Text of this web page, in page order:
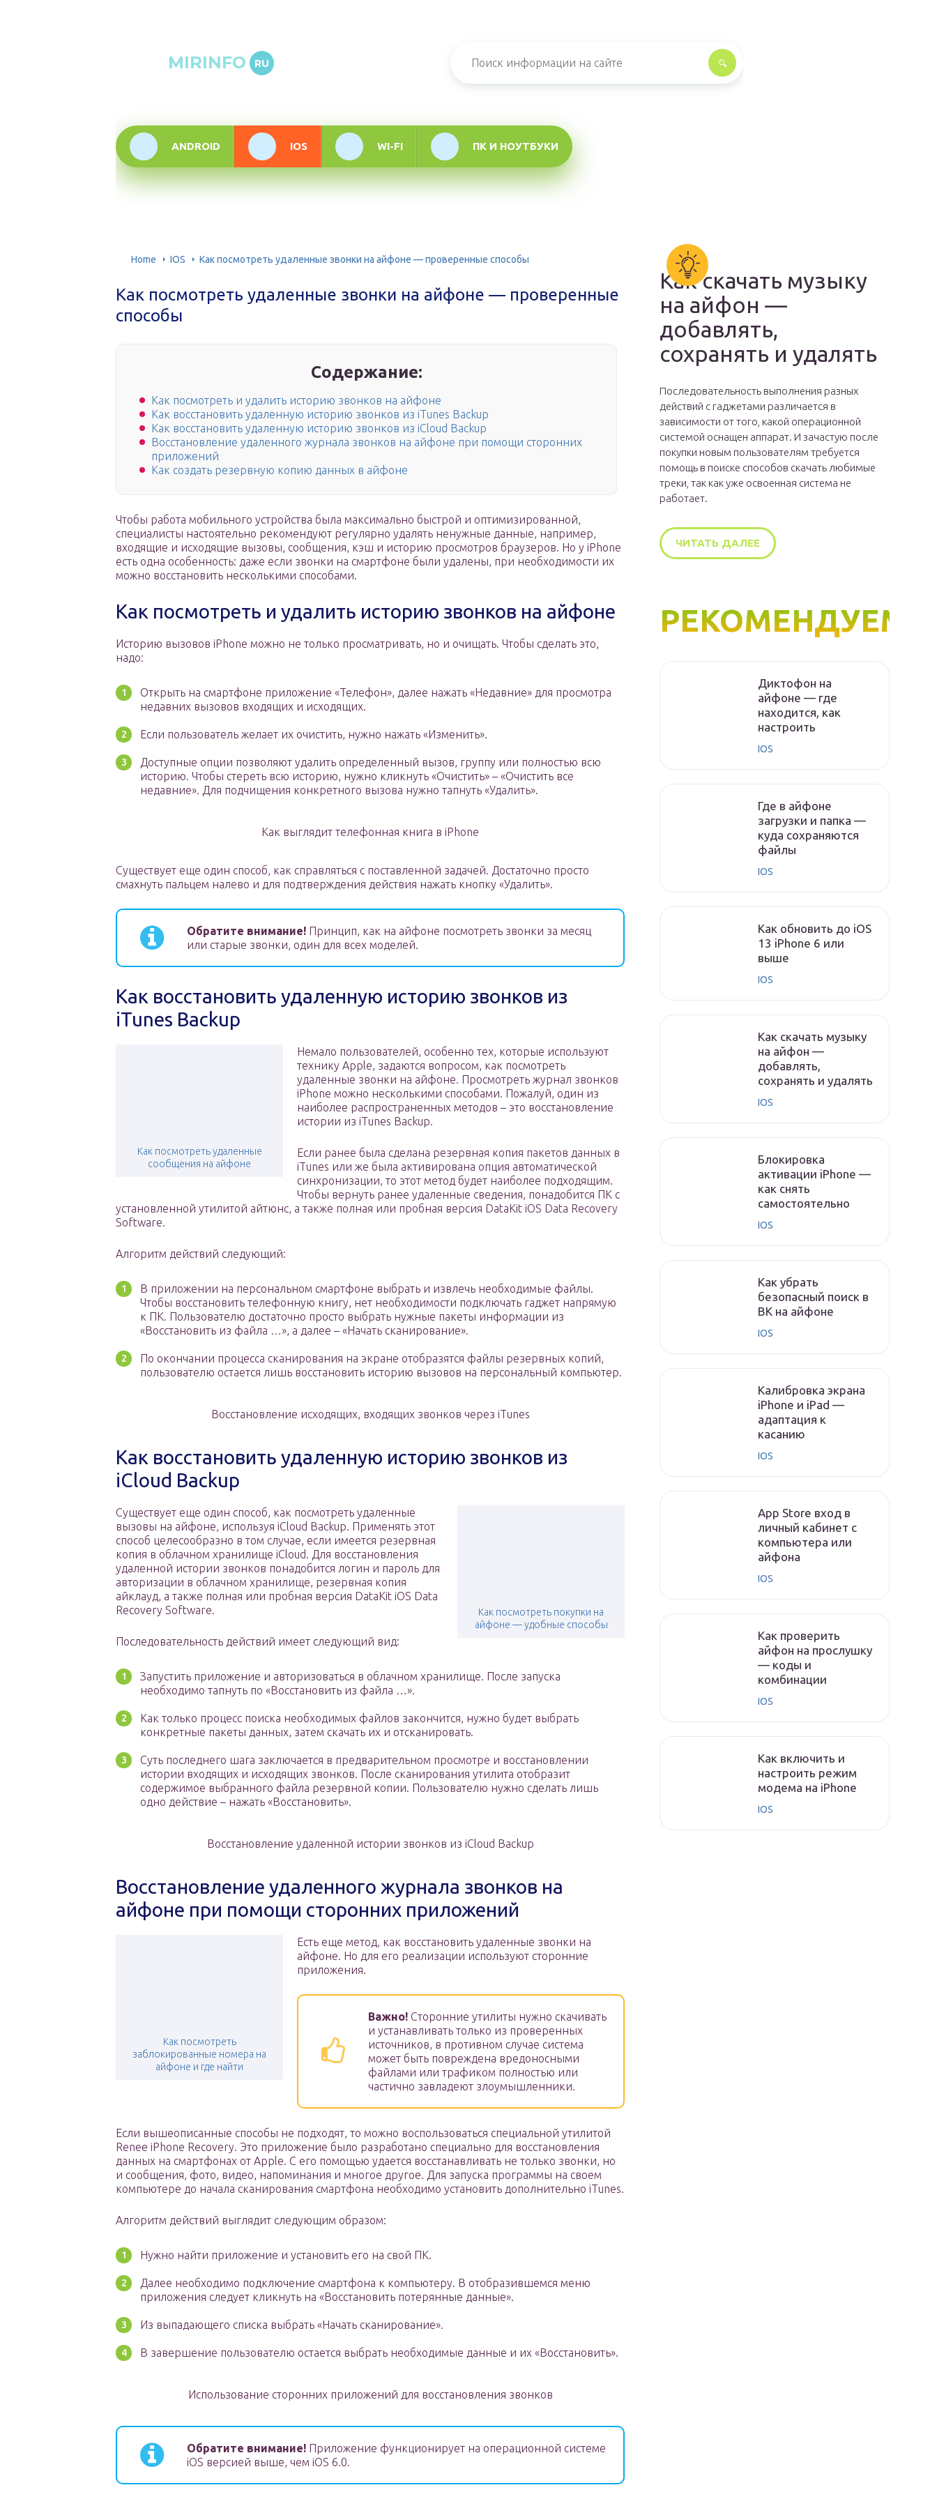
MIRINFO RU
ANDROID IOS WI-FI ПК И НОУТБУКИ
Home IOS Как посмотреть удаленные звонки на айфоне — проверенные способы
Как посмотреть удаленные звонки на айфоне — проверенные
способы
Содержание:
Как посмотреть и удалить историю звонков на айфоне
Как восстановить удаленную историю звонков из iTunes Backup
Как восстановить удаленную историю звонков из iCloud Backup
Восстановление удаленного журнала звонков на айфоне при помощи сторонних
приложений
Как создать резервную копию данных в айфоне
Чтобы работа мобильного устройства была максимально быстрой и оптимизированной,
специалисты настоятельно рекомендуют регулярно удалять ненужные данные, например,
входящие и исходящие вызовы, сообщения, кэш и историю просмотров браузеров. Но у iPhone
есть одна особенность: даже если звонки на смартфоне были удалены, при необходимости их
можно восстановить несколькими способами.
Как посмотреть и удалить историю звонков на айфоне
Историю вызовов iPhone можно не только просматривать, но и очищать. Чтобы сделать это,
надо:
Открыть на смартфоне приложение «Телефон», далее нажать «Недавние» для просмотра
недавних вызовов входящих и исходящих.
Если пользователь желает их очистить, нужно нажать «Изменить».
Доступные опции позволяют удалить определенный вызов, группу или полностью всю
историю. Чтобы стереть всю историю, нужно кликнуть «Очистить» – «Очистить все
недавние». Для подчищения конкретного вызова нужно тапнуть «Удалить».
Как выглядит телефонная книга в iPhone
Существует еще один способ, как справляться с поставленной задачей. Достаточно просто
смахнуть пальцем налево и для подтверждения действия нажать кнопку «Удалить».
Обратите внимание! Принцип, как на айфоне посмотреть звонки за месяц
или старые звонки, один для всех моделей.
Как восстановить удаленную историю звонков из
iTunes Backup
Как посмотреть удаленные
сообщения на айфоне
Немало пользователей, особенно тех, которые используют
технику Apple, задаются вопросом, как посмотреть
удаленные звонки на айфоне. Просмотреть журнал звонков
iPhone можно несколькими способами. Пожалуй, один из
наиболее распространенных методов – это восстановление
истории из iTunes Backup.
Если ранее была сделана резервная копия пакетов данных в
iTunes или же была активирована опция автоматической
синхронизации, то этот метод будет наиболее подходящим.
Чтобы вернуть ранее удаленные сведения, понадобится ПК с
установленной утилитой айтюнс, а также полная или пробная версия DataKit iOS Data Recovery
Software.
Алгоритм действий следующий:
В приложении на персональном смартфоне выбрать и извлечь необходимые файлы.
Чтобы восстановить телефонную книгу, нет необходимости подключать гаджет напрямую
к ПК. Пользователю достаточно просто выбрать нужные пакеты информации из
«Восстановить из файла …», а далее – «Начать сканирование».
По окончании процесса сканирования на экране отобразятся файлы резервных копий,
пользователю остается лишь восстановить историю вызовов на персональный компьютер.
Восстановление исходящих, входящих звонков через iTunes
Как восстановить удаленную историю звонков из
iCloud Backup
Как посмотреть покупки на
айфоне — удобные способы
Существует еще один способ, как посмотреть удаленные
вызовы на айфоне, используя iCloud Backup. Применять этот
способ целесообразно в том случае, если имеется резервная
копия в облачном хранилище iCloud. Для восстановления
удаленной истории звонков понадобится логин и пароль для
авторизации в облачном хранилище, резервная копия
айклауд, а также полная или пробная версия DataKit iOS Data
Recovery Software.
Последовательность действий имеет следующий вид:
Запустить приложение и авторизоваться в облачном хранилище. После запуска
необходимо тапнуть по «Восстановить из файла …».
Как только процесс поиска необходимых файлов закончится, нужно будет выбрать
конкретные пакеты данных, затем скачать их и отсканировать.
Суть последнего шага заключается в предварительном просмотре и восстановлении
истории входящих и исходящих звонков. После сканирования утилита отобразит
содержимое выбранного файла резервной копии. Пользователю нужно сделать лишь
одно действие – нажать «Восстановить».
Восстановление удаленной истории звонков из iCloud Backup
Восстановление удаленного журнала звонков на
айфоне при помощи сторонних приложений
Как посмотреть
заблокированные номера на
айфоне и где найти
Есть еще метод, как восстановить удаленные звонки на
айфоне. Но для его реализации используют сторонние
приложения.
Важно! Сторонние утилиты нужно скачивать
и устанавливать только из проверенных
источников, в противном случае система
может быть повреждена вредоносными
файлами или трафиком полностью или
частично завладеют злоумышленники.
Если вышеописанные способы не подходят, то можно воспользоваться специальной утилитой
Renee iPhone Recovery. Это приложение было разработано специально для восстановления
данных на смартфонах от Apple. С его помощью удается восстанавливать не только звонки, но
и сообщения, фото, видео, напоминания и многое другое. Для запуска программы на своем
компьютере до начала сканирования смартфона необходимо установить дополнительно iTunes.
Алгоритм действий выглядит следующим образом:
Нужно найти приложение и установить его на свой ПК.
Далее необходимо подключение смартфона к компьютеру. В отобразившемся меню
приложения следует кликнуть на «Восстановить потерянные данные».
Из выпадающего списка выбрать «Начать сканирование».
В завершение пользователю остается выбрать необходимые данные и их «Восстановить».
Использование сторонних приложений для восстановления звонков
Обратите внимание! Приложение функционирует на операционной системе
iOS версией выше, чем iOS 6.0.
Как скачать музыку
на айфон —
добавлять,
сохранять и удалять
Последовательность выполнения разных
действий с гаджетами различается в
зависимости от того, какой операционной
системой оснащен аппарат. И зачастую после
покупки новым пользователям требуется
помощь в поиске способов скачать любимые
треки, так как уже освоенная система не
работает.
ЧИТАТЬ ДАЛЕЕ
РЕКОМЕНДУЕМ
Диктофон на
айфоне — где
находится, как
настроить
IOS
Где в айфоне
загрузки и папка —
куда сохраняются
файлы
IOS
Как обновить до iOS
13 iPhone 6 или
выше
IOS
Как скачать музыку
на айфон —
добавлять,
сохранять и удалять
IOS
Блокировка
активации iPhone —
как снять
самостоятельно
IOS
Как убрать
безопасный поиск в
ВК на айфоне
IOS
Калибровка экрана
iPhone и iPad —
адаптация к
касанию
IOS
App Store вход в
личный кабинет с
компьютера или
айфона
IOS
Как проверить
айфон на прослушку
— коды и
комбинации
IOS
Как включить и
настроить режим
модема на iPhone
IOS